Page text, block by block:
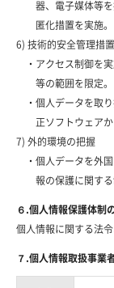
器、電子媒体等
匿化措置を実施。
6) 技術的安全管理措置
・アクセス制御を
等の範囲を限定。
・個人データを取
正ソフトウェア
7) 外的環境の把握
・個人データを外
報の保護に関す
６.個人情報保護体制
個人情報に関する法
７.個人情報取扱事業